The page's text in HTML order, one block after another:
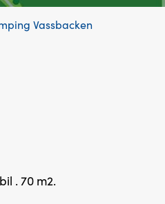
Vassbacken
. 70 m2.